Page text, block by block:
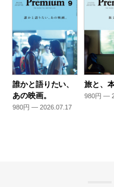
誰かと語りたい、
あの映画。
980円 — 2026.07.17
旅と、本
980円 —